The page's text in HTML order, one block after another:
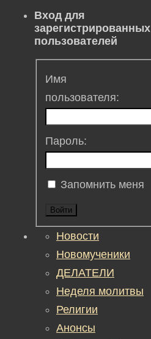
Вход для
зарегистрированных
пользователей
Имя
пользователя:
Пароль:
Запомнить меня
Войти
Новости
Новомученики
ДЕЛАТЕЛИ
Неделя молитвы
Религии
Анонсы